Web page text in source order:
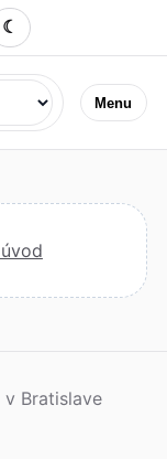
☾
Menu
Jazyk
Bratislave